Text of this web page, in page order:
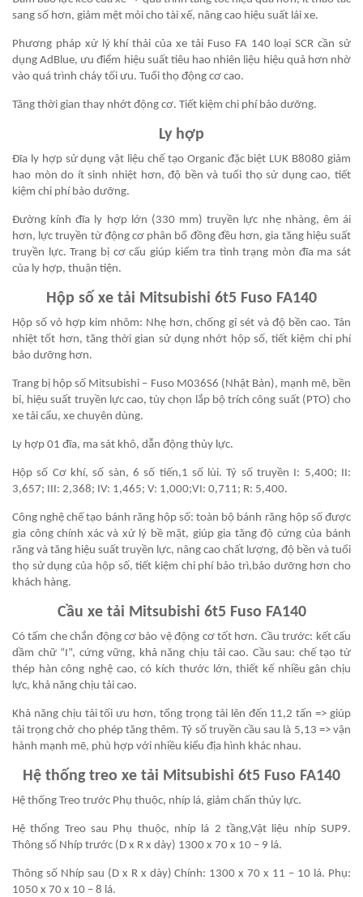
sang số hơn, giảm mệt mỏi cho tài xế, nâng cao hiệu suất lái xe.
Phương pháp xử lý khí thải của xe tải Fuso FA 140 loại SCR cần sử
dụng AdBlue, ưu điểm hiệu suất tiêu hao nhiên liệu hiệu quả hơn nhờ
vào quá trình cháy tối ưu. Tuổi thọ động cơ cao.
Tăng thời gian thay nhớt động cơ. Tiết kiệm chi phí bảo dưỡng.
Ly hợp
Đĩa ly hợp sử dụng vật liệu chế tạo Organic đặc biệt LUK B8080 giảm
hao mòn do ít sinh nhiệt hơn, độ bền và tuổi thọ sử dụng cao, tiết
kiệm chi phí bảo dưỡng.
Đường kính đĩa ly hợp lớn (330 mm) truyền lực nhẹ nhàng, êm ái
hơn, lực truyền từ động cơ phân bổ đồng đều hơn, gia tăng hiệu suất
truyền lực. Trang bị cơ cấu giúp kiểm tra tình trạng mòn đĩa ma sát
của ly hợp, thuận tiện.
Hộp số xe tải Mitsubishi 6t5 Fuso FA140
Hộp số vỏ hợp kim nhôm: Nhẹ hơn, chống gỉ sét và độ bền cao. Tản
nhiệt tốt hơn, tăng thời gian sử dụng nhớt hộp số, tiết kiệm chi phí
bảo dưỡng hơn.
Trang bị hộp số Mitsubishi – Fuso M036S6 (Nhật Bản), mạnh mẽ, bền
bỉ, hiệu suất truyền lực cao, tùy chọn lắp bộ trích công suất (PTO) cho
xe tải cẩu, xe chuyên dùng.
Ly hợp 01 đĩa, ma sát khô, dẫn động thủy lực.
Hộp số Cơ khí, số sàn, 6 số tiến,1 số lùi. Tỷ số truyền I: 5,400; II:
3,657; III: 2,368; IV: 1,465; V: 1,000;VI: 0,711; R: 5,400.
Công nghệ chế tạo bánh răng hộp số: toàn bộ bánh răng hộp số được
gia công chính xác và xử lý bề mặt, giúp gia tăng độ cứng của bánh
răng và tăng hiệu suất truyền lực, nâng cao chất lượng, độ bền và tuổi
thọ sử dụng của hộp số, tiết kiệm chi phí bảo trì,bảo dưỡng hơn cho
khách hàng.
Cầu xe tải Mitsubishi 6t5 Fuso FA140
Có tấm che chắn động cơ bảo vệ động cơ tốt hơn. Cầu trước: kết cấu
dầm chữ “І”, cứng vững, khả năng chịu tải cao. Cầu sau: chế tạo từ
thép hàn công nghệ cao, có kích thước lớn, thiết kế nhiều gân chịu
lực, khả năng chịu tải cao.
Khả năng chịu tải tối ưu hơn, tổng trọng tải lên đến 11,2 tấn => giúp
tải trọng chở cho phép tăng thêm. Tỷ số truyền cầu sau là 5,13 => vận
hành mạnh mẽ, phù hợp với nhiều kiểu địa hình khác nhau.
Hệ thống treo xe tải Mitsubishi 6t5 Fuso FA140
Hệ thống Treo trước Phụ thuộc, nhíp lá, giảm chấn thủy lực.
Hệ thống Treo sau Phụ thuộc, nhíp lá 2 tầng,Vật liệu nhíp SUP9.
Thông số Nhíp trước (D x R x dày) 1300 x 70 x 10 – 9 lá.
Thông số Nhíp sau (D x R x dày) Chính: 1300 x 70 x 11 – 10 lá. Phụ:
1050 x 70 x 10 – 8 lá.